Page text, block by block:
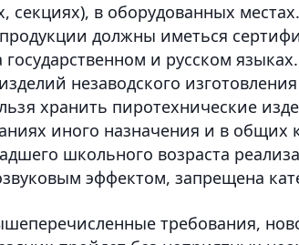
секциях), в оборудованных
должны иметься
и русском
незаводского
хранить пиротехнические
иного назначения и в общих
школьного возраста
эффектом, запрещена
требования,